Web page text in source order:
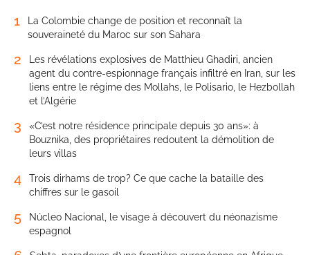
1
La Colombie change de position et reconnaît la
souveraineté du Maroc sur son Sahara
2
Les révélations explosives de Matthieu Ghadiri, ancien
agent du contre-espionnage français infiltré en Iran, sur les
liens entre le régime des Mollahs, le Polisario, le Hezbollah
et l’Algérie
3
«C’est notre résidence principale depuis 30 ans»: à
Bouznika, des propriétaires redoutent la démolition de
leurs villas
4
Trois dirhams de trop? Ce que cache la bataille des
chiffres sur le gasoil
5
Núcleo Nacional, le visage à découvert du néonazisme
espagnol